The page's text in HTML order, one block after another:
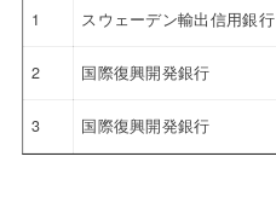
1 スウェーデン輸出信用銀行
2 国際復興開発銀行
3 国際復興開発銀行